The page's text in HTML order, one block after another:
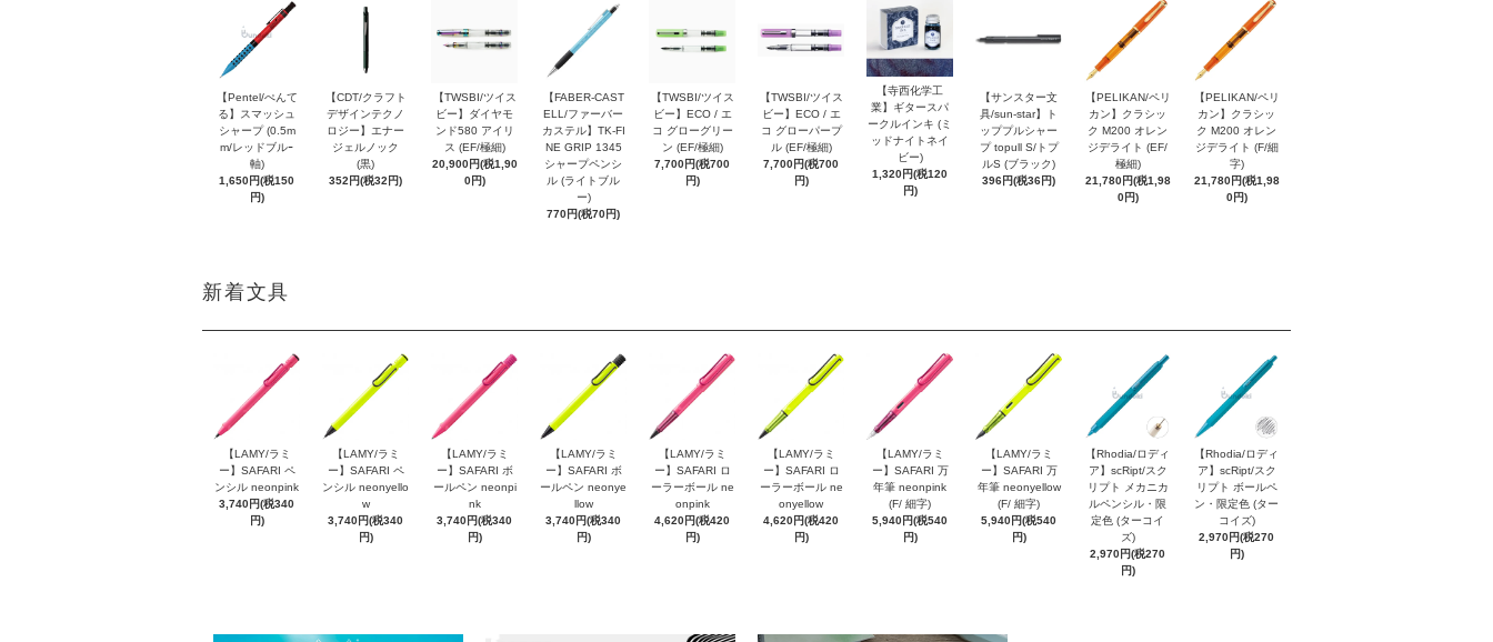
【Pentel/ぺんて
る】スマッシュ
シャープ (0.5m
m/レッドブルｰ
軸)
1,650円(税150
円)
【CDT/クラフト
デザインテクノ
ロジー】エナー
ジェルノック
(黒)
352円(税32円)
【TWSBI/ツイス
ビー】ダイヤモ
ンド580 アイリ
ス (EF/極細)
20,900円(税1,90
0円)
【FABER-CAST
ELL/ファーバー
カステル】TK-FI
NE GRIP 1345
シャープペンシ
ル (ライトブル
ー)
770円(税70円)
【TWSBI/ツイス
ビー】ECO / エ
コ グローグリー
ン (EF/極細)
7,700円(税700
円)
【TWSBI/ツイス
ビー】ECO / エ
コ グローパープ
ル (EF/極細)
7,700円(税700
円)
【寺西化学工
業】ギタースパ
ークルインキ (ミ
ッドナイトネイ
ビー)
1,320円(税120
円)
【サンスター文
具/sun-star】ト
ッププルシャー
プ topull S/トプ
ルS (ブラック)
396円(税36円)
【PELIKAN/ペリ
カン】クラシッ
ク M200 オレン
ジデライト (EF/
極細)
21,780円(税1,98
0円)
【PELIKAN/ペリ
カン】クラシッ
ク M200 オレン
ジデライト (F/細
字)
21,780円(税1,98
0円)
新着文具
【LAMY/ラミ
ー】SAFARI ペ
ンシル neonpink
3,740円(税340
円)
【LAMY/ラミ
ー】SAFARI ペ
ンシル neonyello
w
3,740円(税340
円)
【LAMY/ラミ
ー】SAFARI ボ
ールペン neonpi
nk
3,740円(税340
円)
【LAMY/ラミ
ー】SAFARI ボ
ールペン neonye
llow
3,740円(税340
円)
【LAMY/ラミ
ー】SAFARI ロ
ーラーボール ne
onpink
4,620円(税420
円)
【LAMY/ラミ
ー】SAFARI ロ
ーラーボール ne
onyellow
4,620円(税420
円)
【LAMY/ラミ
ー】SAFARI 万
年筆 neonpink
(F/ 細字)
5,940円(税540
円)
【LAMY/ラミ
ー】SAFARI 万
年筆 neonyellow
(F/ 細字)
5,940円(税540
円)
【Rhodia/ロディ
ア】scRipt/スク
リプト メカニカ
ルペンシル・限
定色 (ターコイ
ズ)
2,970円(税270
円)
【Rhodia/ロディ
ア】scRipt/スク
リプト ボールペ
ン・限定色 (ター
コイズ)
2,970円(税270
円)